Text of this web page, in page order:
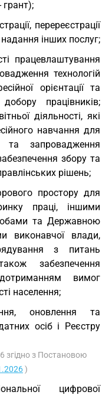
грант);
перереєстрації
інших послуг;
працевлаштування
технологій
орієнтації та
працівників;
діяльності, які
навчання для
запровадження
збору та
рішень;
простору для
праці, іншими
та Державною
виконавчої влади,
з питань
забезпечення
вимог
населення;
оновлення та
осіб і Реєстру
згідно з Постановою
)
цифрової